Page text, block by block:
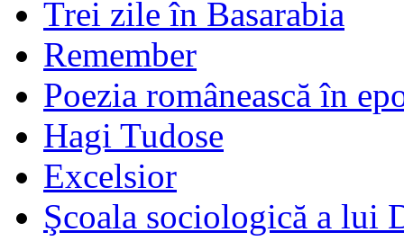
Trei zile în Basarabia
Remember
Poezia românească în
Hagi Tudose
Excelsior
Şcoala sociologică a lui